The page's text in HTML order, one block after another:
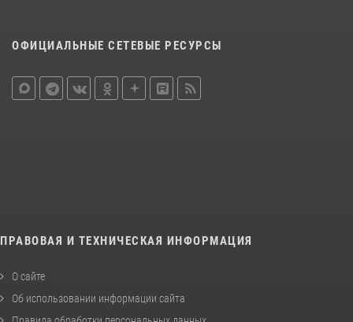
ОФИЦИАЛЬНЫЕ СЕТЕВЫЕ РЕСУРСЫ
ПРАВОВАЯ И ТЕХНИЧЕСКАЯ ИНФОРМАЦИЯ
О сайте
Об использовании информации сайта